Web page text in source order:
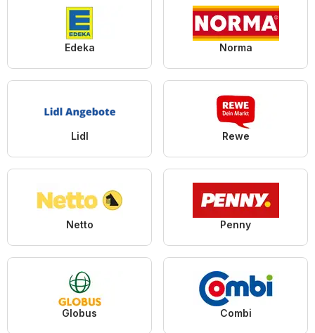
Edeka Norma
Lidl Rewe
Netto Penny
Globus Combi